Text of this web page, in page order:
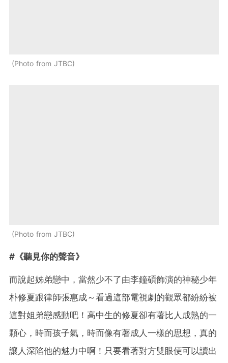
Photo from JTBC
Photo from JTBC
#《聽見你的聲音》
而說起姊弟戀中，當然少不了由李鐘碩飾演的神秘少年
朴修夏跟律師張惠成～看過這部電視劇的觀眾都紛紛被
這對姐弟戀感動吧！高中生的修夏卻有著比人成熟的一
顆心，時而孩子氣，時而像有著成人一樣的思想，真的
讓人深陷他的魅力中啊！ 只要看著對方雙眼便可以讀出